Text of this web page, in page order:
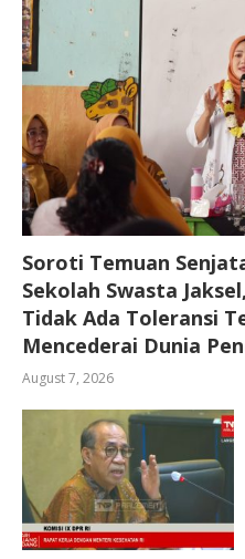
Soroti Temuan
Sekolah Swasta
Tidak Ada Toleransi
Mencederai Dunia
August 7, 2026